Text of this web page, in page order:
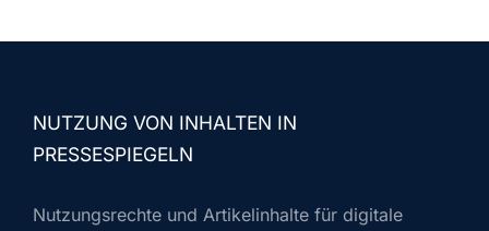
NUTZUNG VON INHALTEN IN
PRESSESPIEGELN
Nutzungsrechte und Artikelinhalte für digitale